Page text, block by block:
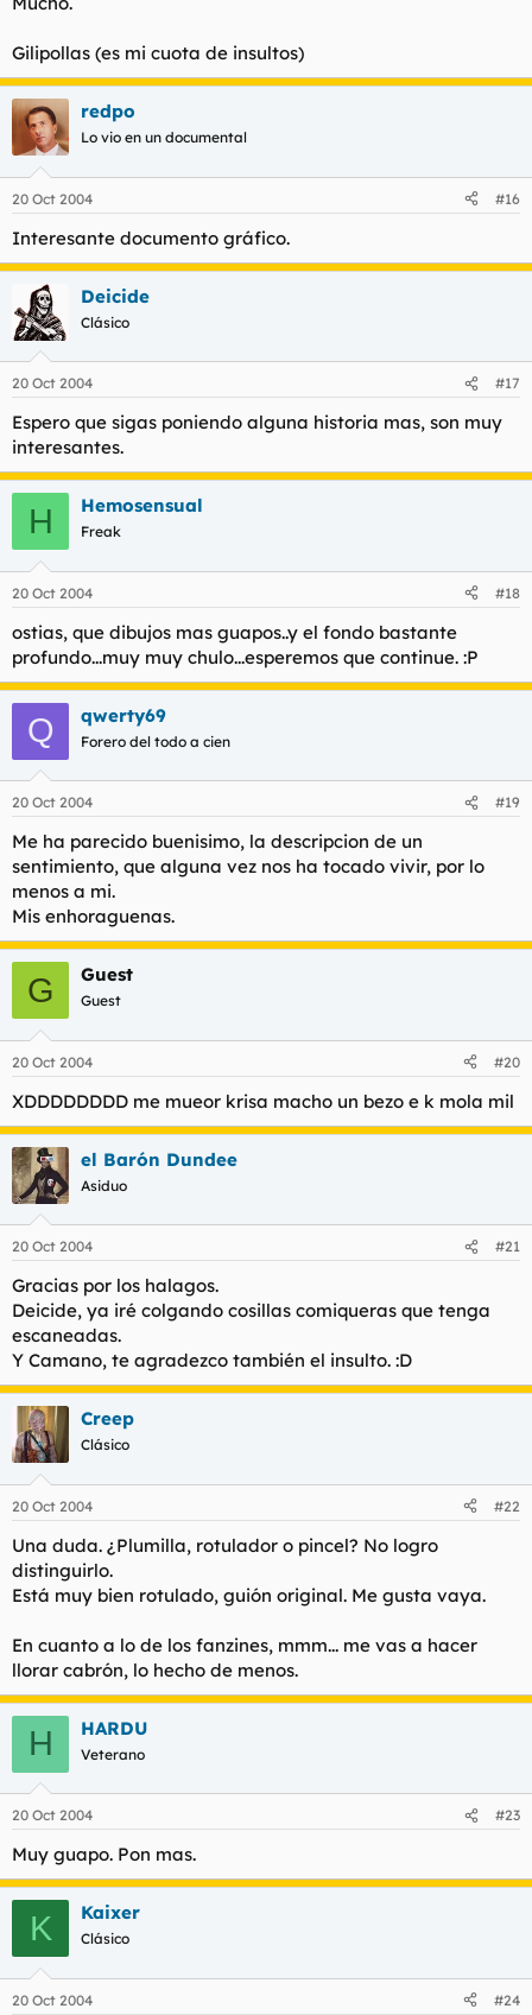
Gilipollas (es mi cuota de insultos)
redpo
Lo vio en un documental
20 Oct 2004 #16
Interesante documento gráfico.
Deicide
Clásico
20 Oct 2004 #17
Espero que sigas poniendo alguna historia mas, son muy
interesantes.
H Hemosensual
Freak
20 Oct 2004 #18
ostias, que dibujos mas guapos..y el fondo bastante
profundo...muy muy chulo...esperemos que continue. :P
Q qwerty69
Forero del todo a cien
20 Oct 2004 #19
Me ha parecido buenisimo, la descripcion de un
sentimiento, que alguna vez nos ha tocado vivir, por lo
menos a mi.
Mis enhoraguenas.
G Guest
Guest
20 Oct 2004 #20
XDDDDDDDD me mueor krisa macho un bezo e k mola mil
el Barón Dundee
Asiduo
20 Oct 2004 #21
Gracias por los halagos.
Deicide, ya iré colgando cosillas comiqueras que tenga
escaneadas.
Y Camano, te agradezco también el insulto. :D
Creep
Clásico
20 Oct 2004 #22
Una duda. ¿Plumilla, rotulador o pincel? No logro
distinguirlo.
Está muy bien rotulado, guión original. Me gusta vaya.
En cuanto a lo de los fanzines, mmm... me vas a hacer
llorar cabrón, lo hecho de menos.
H HARDU
Veterano
20 Oct 2004 #23
Muy guapo. Pon mas.
K Kaixer
Clásico
20 Oct 2004 #24